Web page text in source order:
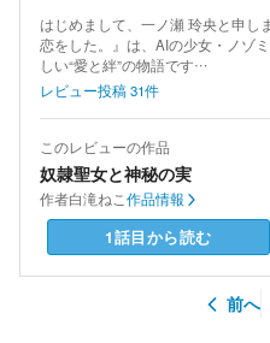
はじめまして、一ノ瀬 玲央と申し
恋をした。』は、AIの少女・ノゾ
しい“愛と絆”の物語です…
レビュー投稿31件
このレビューの作品
奴隷聖女と神秘の実
作者白滝ねこ作品情報
1話目から読む
前へ